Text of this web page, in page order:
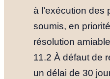
à l’exécution des
soumis, en
résolution
11.2 À défaut de
un délai de 30